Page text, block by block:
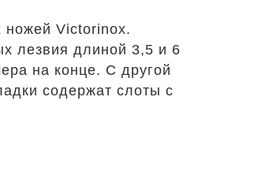
ножей Victorinox.
лезвия длиной 3,5 и 6
на конце. С другой
содержат слоты с